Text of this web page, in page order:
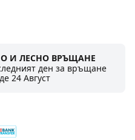
И ЛЕСНО ВРЪЩАНЕ
ден за връщане
24 Август